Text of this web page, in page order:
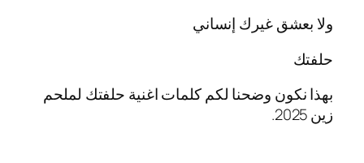
ولا بعشق غيرك إنساني
حلفتك
بهذا نكون وضحنا لكم كلمات اغنية حلفتك لملحم
زين 2025.